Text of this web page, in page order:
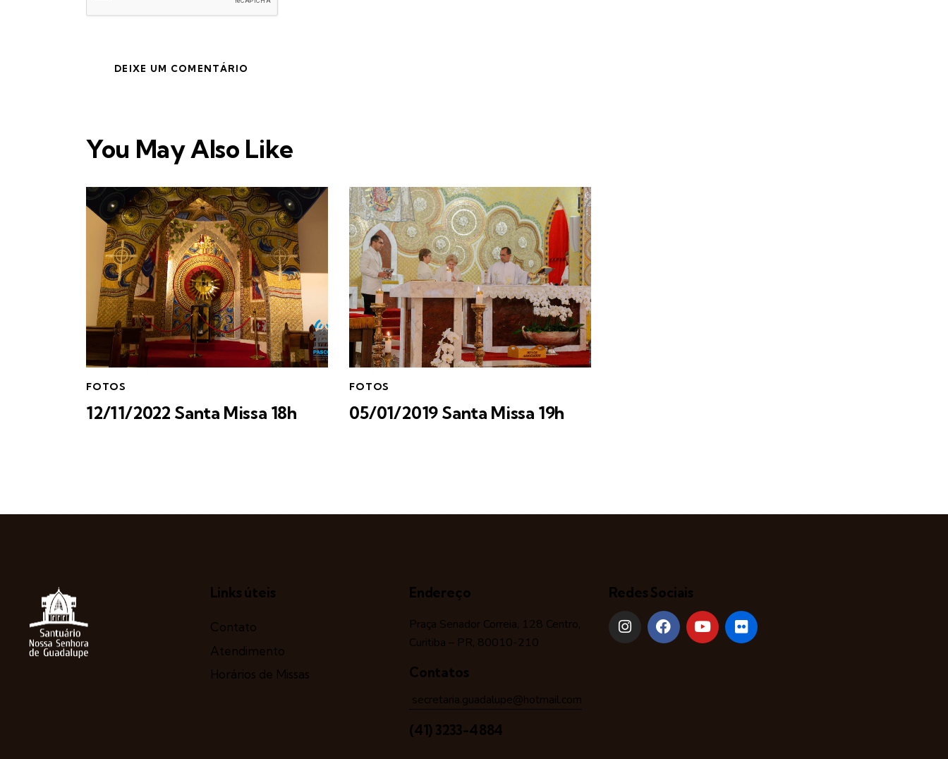
You May Also Like
FOTOS
12/11/2022 Santa Missa 18h
FOTOS
05/01/2019 Santa Missa 19h
Links úteis
Contato
Atendimento
Horários de Missas
Endereço
Praça Senador Correia, 128 Centro,
Curitiba – PR, 80010-210
Contatos
secretaria.guadalupe@hotmail.com
(41) 3233-4884
Redes Sociais